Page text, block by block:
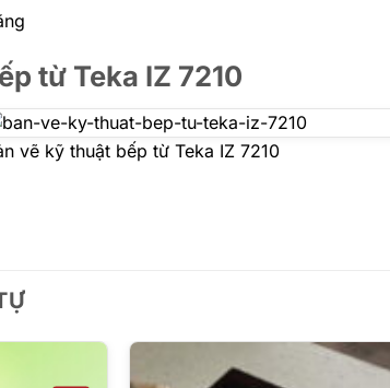
từ Teka IZ 7210
vẽ kỹ thuật bếp từ Teka IZ 7210